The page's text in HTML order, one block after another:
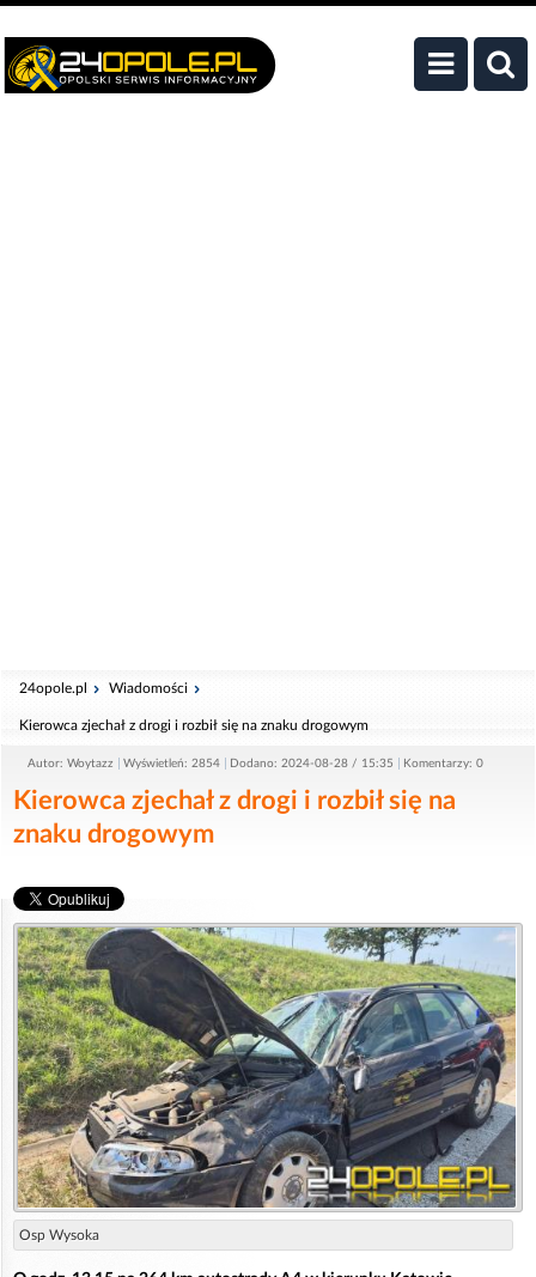
24opole.pl Wiadomości
Kierowca zjechał z drogi i rozbił się na znaku drogowym
Autor: Woytazz Wyświetleń: 2854 Dodano: 2024-08-28 / 15:35 Komentarzy: 0
Kierowca zjechał z drogi i rozbił się na
znaku drogowym
Osp Wysoka